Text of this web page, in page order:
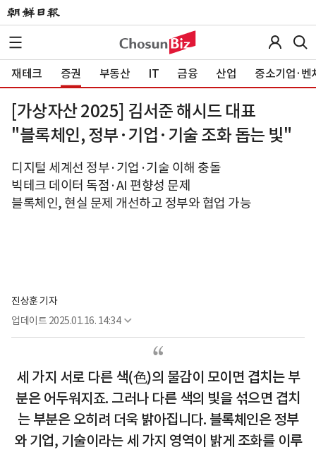
재테크 증권 부동산 IT 금융 산업 중소기업·벤
[가상자산 2025] 김서준 해시드 대표
"블록체인, 정부·기업·기술 조화 돕는 빛"
디지털 세계선 정부·기업·기술 이해 충돌
빅테크 데이터 독점·AI 편향성 문제
블록체인, 현실 문제 개선하고 정부와 협업 가능
진상훈 기자
업데이트 2025.01.16. 14:34
세 가지 서로 다른 색(色)의 물감이 모이면 겹치는 부
분은 어두워지죠. 그러나 다른 색의 빛을 섞으면 겹치
는 부분은 오히려 더욱 밝아집니다. 블록체인은 정부
와 기업, 기술이라는 세 가지 영역이 밝게 조화를 이루